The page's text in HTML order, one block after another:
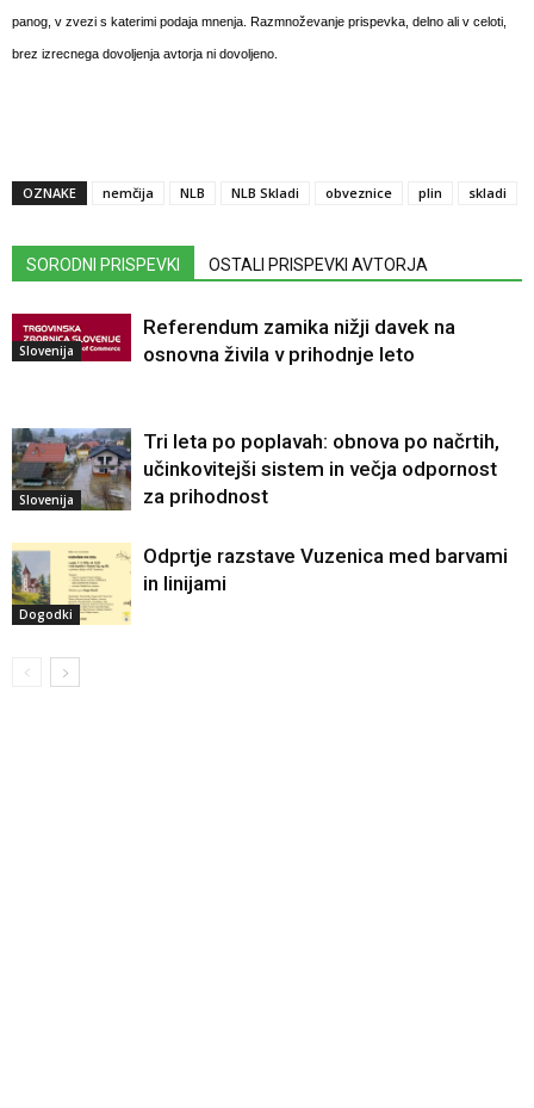
panog, v zvezi s katerimi podaja mnenja. Razmnoževanje prispevka, delno ali v celoti,
brez izrecnega dovoljenja avtorja ni dovoljeno.
OZNAKE nemčija NLB NLB Skladi obveznice plin skladi
SORODNI PRISPEVKI OSTALI PRISPEVKI AVTORJA
Slovenija
Referendum zamika nižji davek na
osnovna živila v prihodnje leto
Slovenija
Tri leta po poplavah: obnova po načrtih,
učinkovitejši sistem in večja odpornost
za prihodnost
Dogodki
Odprtje razstave Vuzenica med barvami
in linijami